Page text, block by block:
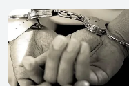
Brasil